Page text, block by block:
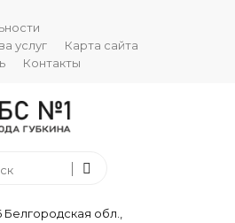
услуг
Карта сайта
Контакты
Белгородская обл.,